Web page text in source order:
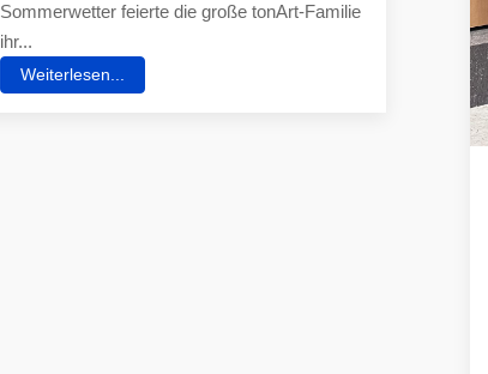
Sommerwetter feierte die große tonArt-Familie
ihr...
Weiterlesen...